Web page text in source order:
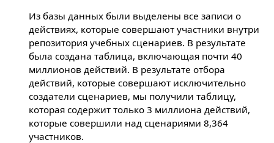
Из базы данных были выделены все записи о
действиях, которые совершают участники внутри
репозитория учебных сценариев. В результате
была создана таблица, включающая почти 40
миллионов действий. В результате отбора
действий, которые совершают исключительно
создатели сценариев, мы получили таблицу,
которая содержит только 3 миллиона действий,
которые совершили над сценариями 8,364
участников.